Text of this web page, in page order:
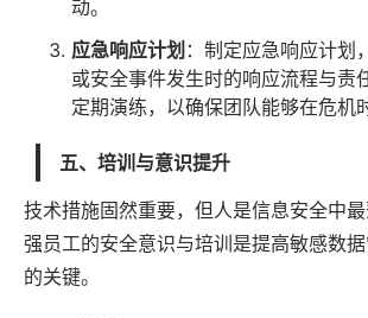
动。
应急响应计划 ：制定应急响应计划
或安全事件发生时的响应流程与责
定期演练，以确保团队能够在危机
五、培训与意识提升
技术措施固然重要，但人是信息安全中
强员工的安全意识与培训是提高敏感数
的关键。